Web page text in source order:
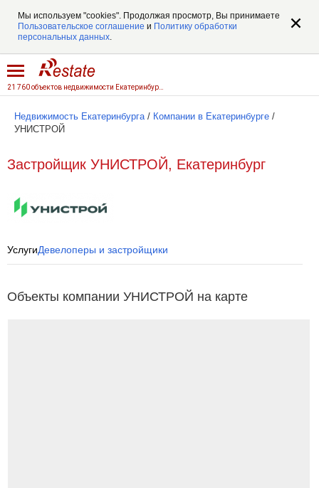
Мы используем "cookies". Продолжая просмотр, Вы принимаете
Пользовательское соглашение и Политику обработки
персональных данных.
Недвижимость Екатеринбурга/ Компании в Екатеринбурге /
УНИСТРОЙ
Застройщик УНИСТРОЙ, Екатеринбург
УслугиДевелоперы и застройщики
Объекты компании УНИСТРОЙ на карте